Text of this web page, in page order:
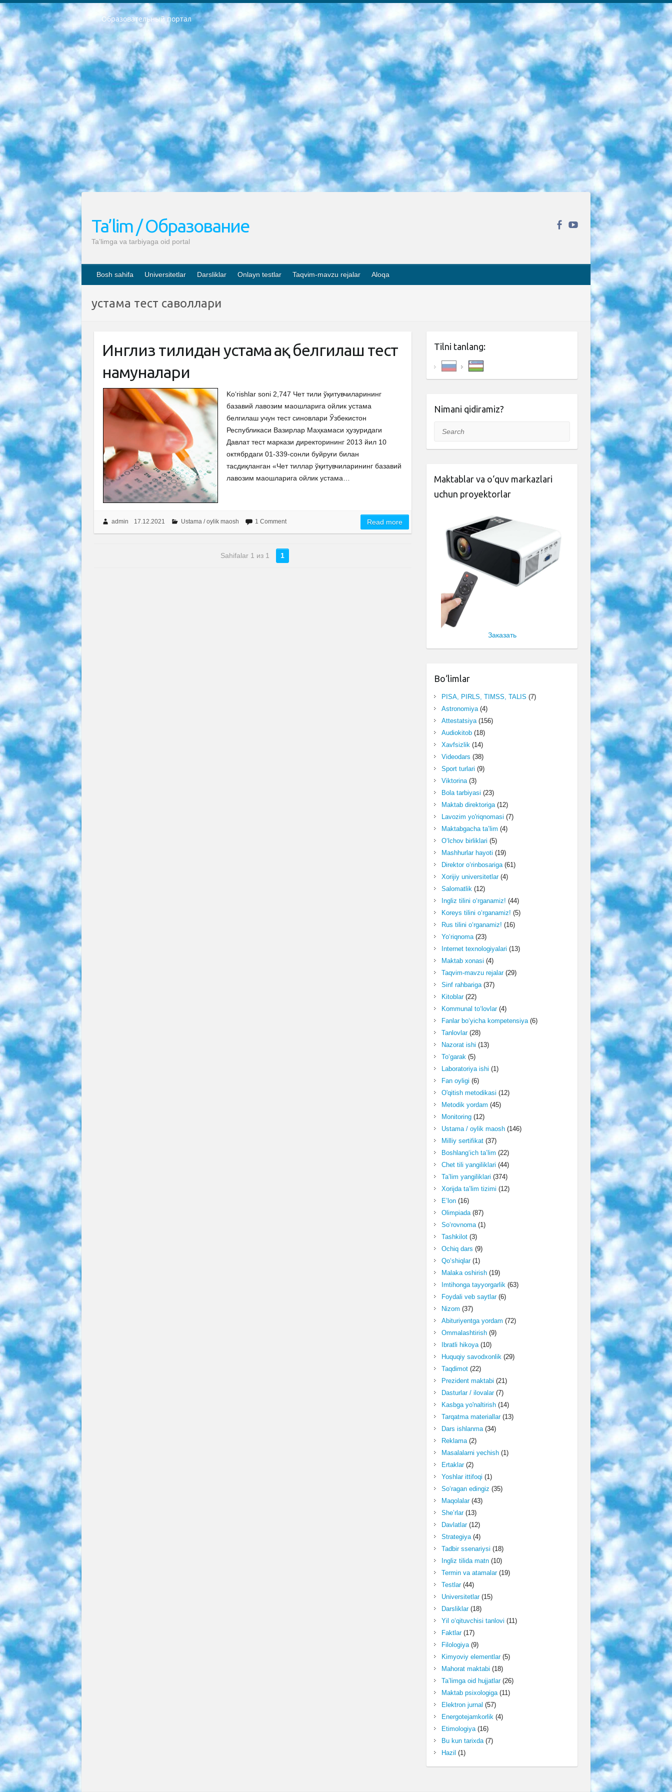
Образовательный портал
РЕСПУБЛИКА УЗБЕКИСТАН МИНИСТРЕРСТВО ДОШКОЛЬНОГО И ШКОЛЬНОГО ОБРАЗОВАНИЯ КОМАНДА в общеобразовательных учреждениях в 2023-2024 учебном году организация и проведение итоговой государственной аттестации обучающихся о Министра дошкольного и школьного образования Республики Узбекистан от 4 марта 2008 года (постановлением Минюста от 20 марта 2008 года № 1778 государственной регистрации) «Итоговое состояние учащихся общего среднего образования на основании положения об утверждении положения об аттестации общего среднего образования выпускной экзамен студентов в образовательных учреждениях в 2023-2024 учебном году В целях организации и прохождения аттестации приказываю: 1. Следующее: перечень предметов, по которым будет проводиться итоговая государственная аттестация и экзамен формы перевода согласно приложению 1; сертификаты международного образца, оценивающие уровень владения иностранными языками перечень согласно приложению 2; 2. Педагогический при специализированных образовательных учреждениях. научно-практический центр квалификации и международной оценки (Д.Давидова) 2024 г. До 25 марта: задания по предметам, по которым будет проводиться итоговая аттестация разработка и утверждение технических условий; итоговая аттестация на основании разработанного предметного задания разработка вопросов по предметам (устно и письменно), экзамен передача; общеобразовательные средние школы и специальные учебные заведения учащиеся выпускных классов школ и интернатов в агентской системе подготовка базы данных экзаменационных материалов и критериев оценки; перевод базы экзаменационных материалов на все языки обучения подать в Республиканский образовательный центр для изготовления; варианты экзаменов на основе разработанных контрольных материалов пусть будут поставлены задачи формирования. 3. Республиканский образовательный центр (Ш.Худайкулов) до 5 апреля 2024 года. до: база данных предоставленных экзаменационных материалов на все языки обучения перевод и экспертиза; для слепых, слабовидящих, глухих, слабослышащих и умственно отсталых детей учащиеся выпускных классов специализированных школ и школ-интернатов база данных экзаменационных материалов на всех преподаваемых языках подготовка критериев оценки; специализированные школы для умственно отсталых детей и технологии для учащихся выпускных классов школ-интернатов разработка соответствующих рекомендаций и критериев проведения ЕГЭ по естествознанию давать задания. 4. Педагогический при специализированных образовательных учреждениях. Научно-практический центр навыков и международной оценки (Д.Давидова), Республика образовательный центр (Худайкулов Ш.) итоговый государственный аттестационный экзамен ориентирован на творческое и логическое мышление при подготовке базы материалов учитывать введение заданий. 5. Следует отметить, что: сертификат государственного образца о знании общеобразовательного предмета и как минимум национальный уровень B1 по предметам на иностранных языках, указанным в Приложении 2. или международно признанный сертификат эквивалентного уровня студенты, изучающие определенный предмет, освобождаются от экзамена; по соответствующим предметам запланирована итоговая государственная аттестация за день до дня, путем жеребьевки Рабочей группой (в письменной форме по предметам, проводимым в форме) из числа сформированных вариантов выбрано 2 варианта; 2 выбранных варианта экзамена анонсированы на официальном сайте министерства и все выпускники по всей стране на основе этих вариантов проводит итоговую государственную аттестацию. 6. Государственное образование учащихся средних общеобразовательных учреждений. знания в соответствии с квалификационными требованиями, которые необходимо приобрести на основании стандартов итоговый (выпускной) контроль для 9 и 11 классов в целях тестирования Экзамены (далее – экзамены) состоят из предметов, перечисленных в приложении 1. будет сделано. 7. Экзамены пройдут с 26 мая по 15 июня 2024 г. (кроме науки физического воспитания). 8. Физическая для учащихся 9 классов общесредних образовательных учреждений. Экзамены по предмету «Образование, квалификация медицина» 1-6 мая 2024 года. сотрудники перевести под присмотр (с отклонениями в физическом или умственном развитии) специализированная школа для детей, школы-интернаты и со сколиозом школы-интернаты санаторного типа для больных детей исключены). 9. Он был слепым, слабовидящим и имел нарушения опорно-двигательного аппарата. экзамены в специализированных школах и интернатах для детей должны проводиться исходя из требований, предъявляемых к общеобразовательным учреждениям (физкультура кроме науки). 10. Специализированная школа для глухих и слабослышащих детей. и экзамены в интернатах и быть реализован в виде письменного теста по математике. 11. Специальность для умственно отсталых детей. Для 9 класса Родной язык и литературное письмо Государственный язык (язык обучения – узбекский). для неклассов) написано Математическое письмо Письменная/устная история Узбекистана Физическое воспитание практично Итоговый контроль Для 11 класса Написание родного языка и литературы (эссе) Математическое письмо Узбекский язык (обучение на узбекском языке) не посещающее общее среднее образование для учреждений)/Образовательное учреждение выбор письменный и устный Иностранный язык письменный/устный Письменная/устная история Узбекистана *По выбору студента:  Химия  Физика  Основы государственного права  География 10 бесплатных образовательных ресурсов - Мы составили подборку онлайн-проектов с интерактивными упражнениями, видеолекциями и статьями. Они помогут вам обрести новые и освежить старые знания бесплатно. 1. «ИНТУИТ» Старейшая образовательная площадка Рунета. Здесь вы найдёте сотни текстовых и видеокурсов на десятки различных тем — от программирования до психологии. Многие курсы подготовлены российскими университетами и крупными международными компаниями вроде Intel и Microsoft. Самостоятельное обучение бесплатное, но желающие могут оплатить услуги персональных наставников. 2. «Смартия» знакомит с актуальными профессиями и подсказывает, как им обучаться. Выбрав заинтересовавшую вас специальность — SMM-специалист, фотограф, веб-дизайнер или другую, — увидите список необходимых для неё умений. Чтобы вы могли освоить их самостоятельно, для каждого умения площадка отображает подборку ссылок на учебные материалы. Хотя «Смартия» ориентируется на русскоязычную аудиторию, часть контента всё же доступна только на английском. 3. «Лекторий Физтеха» Проект Московского физико-технического института (Физтеха). С его помощью вы можете смотреть онлайн серии лекций, записанные на видео в этом вузе. В числе доступных предметов — физика, биология, химия, информационные технологии и другие. К некоторым лекциям администрация ресурса прилагает готовые конспекты, которые можно скачивать в PDF-формате. 4. ITMOcourses Онлайн-площадка Санкт-Петербургского национального исследовательского университета информационных технологий, механики и оптики (ИТМО). Ресурс предоставляет свободный доступ к курсам, разработанным в этом вузе. Каталог материалов разбит на четыре категории: «Оптические системы и технологии», «Приборостроение и робототехника», «Информационные технологии» и «Биотехнологии». Курсы состоят из видеолекций, интерактивных демонстраций и заданий. 5. «КиберЛенинка» Электронная научная библиотека открытого доступа. Каталог площадки регулярно обрастает текстами статей из различных научных изданий. Сгруппированные по журналам и рубрикам публикации можно читать онлайн или скачивать целиком в PDF-формате. Проект нацелен на популяризацию науки за счёт открытого доступа к качественной информации. 6. «ПостНаука» На этом ресурсе публикуют подборки видеолекций, составленные экспертами из разных отраслей и объединённые общими темами. Среди них, к примеру, есть серии «Биоинформатика и геномика», «Культура средневековой Скандинавии» и Cinema Studies о теории кино. Каждая подборка лекций — логически связанная история, рассказанная экспертом от первого лица. Кроме того, на сайте появляются научно-образовательные статьи и тесты на разные темы. 7. «Newочём» Команда проекта «Newочём» отбирает самые интересные тексты из англоязычных СМИ и переводит те из них, за которые голосуют участники сообщества «ВКонтакте». По большей части это научно-популярные статьи. Редакторы придумывают лишь заголовки, в остальном содержание переводов соответствует оригиналам. Полные тексты можно читать прямо в социальной сети. 8. InternetUrok Онлайн-база материалов по основным дисциплинам школьной программы. Информация на сайте структурирована по классам, предметам и темам (урокам). Каждый урок состоит из видеолекций и конспектов. Есть также интерактивные тренажёры и тесты для закрепления пройденного материала. Даже если вы давно окончили школу, возможность повторить программу старших классов всегда может пригодиться. 9. Edutainme Ещё один ресурс об образовании. В отличие от Newtonew, как мне кажется, Edutainme больше ориентируется на представителей индустрии: педагогов, предпринимателей, разработчиков образовательных проектов. Но и любой, кто просто стремится к саморазвитию, найдёт на сайте много полезного и интересного для себя. Например, информацию о новых курсах и образовательных сервисах. 10. Newtonew Онлайн-медиа об образовании и обучении в широком смысле. Авторы Newtonew пишут об инструментах, заведениях, тактиках и стратегиях, которые помогают учить других и получать новые знания самостоятельно. На этой площадке вы найдёте новости, обзоры, аналитические мат
Ta’lim / Образование
Ta’limga va tarbiyaga oid portal
Bosh sahifa Universitetlar Darsliklar Onlayn testlar Taqvim-mavzu rejalar Aloqa
устама тест саволлари
Инглиз тилидан устама ҳақ белгилаш тест
намуналари
Ko‘rishlar soni 2,747 Чет тили ўқитувчиларининг
базавий лавозим маошларига ойлик устама
белгилаш учун тест синовлари Ўзбекистон
Республикаси Вазирлар Маҳкамаси ҳузуридаги
Давлат тест маркази директорининг 2013 йил 10
октябрдаги 01-339-сонли буйруғи билан
тасдиқланган «Чет тиллар ўқитувчиларининг базавий
лавозим маошларига ойлик устама…
admin 17.12.2021 Ustama / oylik maosh 1 Comment Read more
Sahifalar 1 из 1 1
Tilni tanlang:
Nimani qidiramiz?
Search
Maktablar va o‘quv markazlari
uchun proyektorlar
Заказать
Bo‘limlar
PISA, PIRLS, TIMSS, TALIS (7)
Astronomiya(4)
Attestatsiya(156)
Audiokitob(18)
Xavfsizlik(14)
Videodars (38)
Sport turlari (9)
Viktorina(3)
Bola tarbiyasi (23)
Maktab direktoriga(12)
Lavozim yo'riqnomasi (7)
Maktabgacha ta’lim (4)
O‘lchov birliklari (5)
Mashhurlar hayoti (19)
Direktor o‘rinbosariga(61)
Xorijiy universitetlar(4)
Salomatlik(12)
Ingliz tilini o‘rganamiz! (44)
Koreys tilini o‘rganamiz! (5)
Rus tilini o‘rganamiz! (16)
Yo‘riqnoma(23)
Internet texnologiyalari (13)
Maktab xonasi (4)
Taqvim-mavzu rejalar(29)
Sinf rahbariga(37)
Kitoblar(22)
Kommunal to‘lovlar(4)
Fanlar bo‘yicha kompetensiya(6)
Tanlovlar(28)
Nazorat ishi (13)
To‘garak(5)
Laboratoriya ishi (1)
Fan oyligi (6)
O'qitish metodikasi (12)
Metodik yordam (45)
Monitoring(12)
Ustama / oylik maosh(146)
Milliy sertifikat(37)
Boshlang‘ich ta’lim (22)
Chet tili yangiliklari (44)
Ta’lim yangiliklari (374)
Xorijda ta’lim tizimi (12)
E’lon(16)
Olimpiada(87)
So‘rovnoma(1)
Tashkilot(3)
Ochiq dars (9)
Qo‘shiqlar(1)
Malaka oshirish(19)
Imtihonga tayyorgarlik(63)
Foydali veb saytlar(6)
Nizom (37)
Abituriyentga yordam (72)
Ommalashtirish(9)
Ibratli hikoya(10)
Huquqiy savodxonlik(29)
Taqdimot(22)
Prezident maktabi (21)
Dasturlar / ilovalar(7)
Kasbga yo'naltirish(14)
Tarqatma materiallar(13)
Dars ishlanma(34)
Reklama(2)
Masalalarni yechish(1)
Ertaklar(2)
Yoshlar ittifoqi (1)
So‘ragan edingiz (35)
Maqolalar(43)
She’rlar(13)
Davlatlar(12)
Strategiya(4)
Tadbir ssenariysi (18)
Ingliz tilida matn(10)
Termin va atamalar(19)
Testlar(44)
Universitetlar(15)
Darsliklar(18)
Yil o‘qituvchisi tanlovi (11)
Faktlar(17)
Filologiya(9)
Kimyoviy elementlar(5)
Mahorat maktabi (18)
Ta’limga oid hujjatlar(26)
Maktab psixologiga(11)
Elektron jurnal (57)
Energotejamkorlik(4)
Etimologiya(16)
Bu kun tarixda(7)
Hazil (1)